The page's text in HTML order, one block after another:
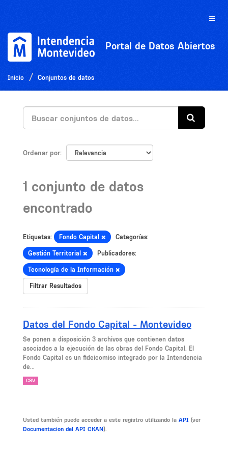
Toggle
Portal de Datos Abiertos
Inicio Conjuntos de datos
Ordenar por
1 conjunto de datos
encontrado
Etiquetas: Fondo Capital Categorías:
Gestión Territorial Publicadores:
Tecnología de la Información
Filtrar Resultados
Datos del Fondo Capital - Montevideo
Se ponen a disposición 3 archivos que contienen datos
asociados a la ejecución de las obras del Fondo Capital. El
Fondo Capital es un fideicomiso integrado por la Intendencia
de...
CSV
Usted también puede acceder a este registro utilizando la API (ver
Documentacion del API CKAN).